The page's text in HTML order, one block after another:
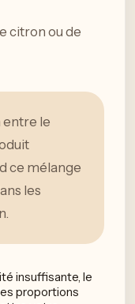
citron ou de
entre le
ce mélange
les
insuffisante, le
proportions